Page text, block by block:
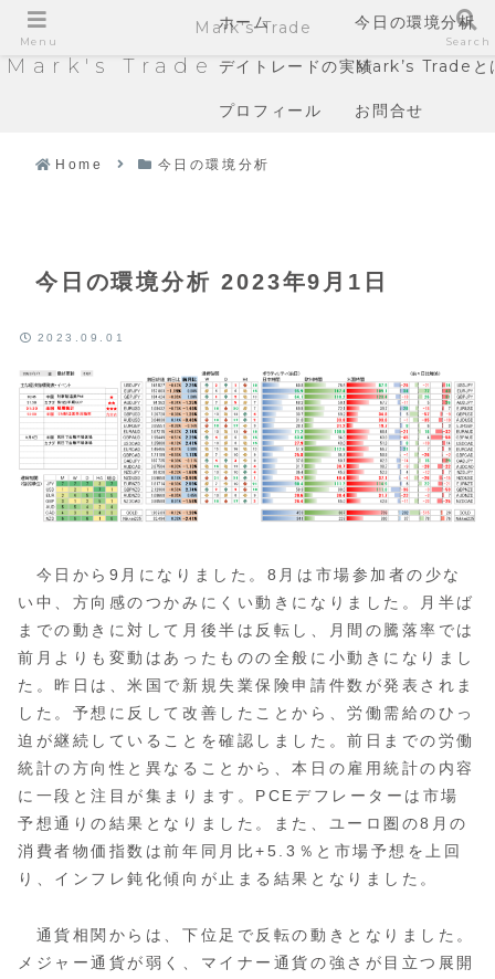
Mark's Trade
ホーム 今日の環境分析
デイトレードの実績Mark’s Tradeと
プロフィール お問合せ
Home 今日の環境分析
今日の環境分析 2023年9月1日
2023.09.01
今日から9月になりました。8月は市場参加者の少な
い中、方向感のつかみにくい動きになりました。月半ば
までの動きに対して月後半は反転し、月間の騰落率では
前月よりも変動はあったものの全般に小動きになりまし
た。昨日は、米国で新規失業保険申請件数が発表されま
した。予想に反して改善したことから、労働需給のひっ
迫が継続していることを確認しました。前日までの労働
統計の方向性と異なることから、本日の雇用統計の内容
に一段と注目が集まります。PCEデフレーターは市場
予想通りの結果となりました。また、ユーロ圏の8月の
消費者物価指数は前年同月比+5.3％と市場予想を上回
り、インフレ鈍化傾向が止まる結果となりました。
通貨相関からは、下位足で反転の動きとなりました。
メジャー通貨が弱く、マイナー通貨の強さが目立つ展開
Menu
Mark's Trade
Search